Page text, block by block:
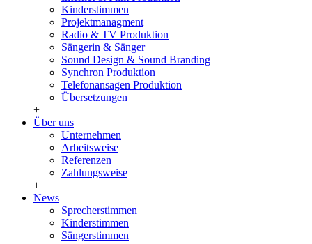
Kinderstimmen
Projektmanagment
Radio & TV Produktion
Sängerin & Sänger
Sound Design & Sound Branding
Synchron Produktion
Telefonansagen Produktion
Übersetzungen
+
Über uns
Unternehmen
Arbeitsweise
Referenzen
Zahlungsweise
+
News
Sprecherstimmen
Kinderstimmen
Sängerstimmen